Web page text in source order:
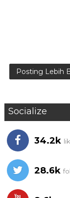
Posting Lebih
Socialize
34.2k
28.6k